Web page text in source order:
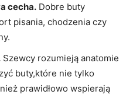
cecha. Dobre buty
pisania, chodzenia czy
Szewcy rozumieją anatomie
buty,które nie tylko
prawidłowo wspierają